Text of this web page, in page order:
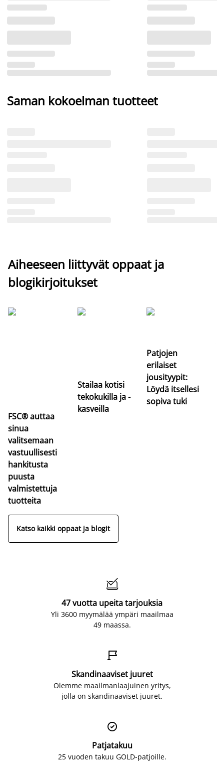
Saman kokoelman tuotteet
Aiheeseen liittyvät oppaat ja
blogikirjoitukset
FSC® auttaa
sinua
valitsemaan
vastuullisesti
hankitusta
puusta
valmistettuja
tuotteita
Stailaa kotisi
tekokukilla ja -
kasveilla
Patjojen
erilaiset
jousityypit:
Löydä itsellesi
sopiva tuki
Katso kaikki oppaat ja blogit

47 vuotta upeita tarjouksia
Yli 3600 myymälää ympäri maailmaa
49 maassa.

Skandinaaviset juuret
Olemme maailmanlaajuinen yritys,
jolla on skandinaaviset juuret.

Patjatakuu
25 vuoden takuu GOLD-patjoille.